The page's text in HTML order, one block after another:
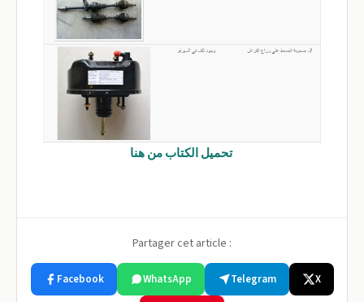
تحميل الكتاب من هنا
Partager cet article :
Facebook WhatsApp Telegram X